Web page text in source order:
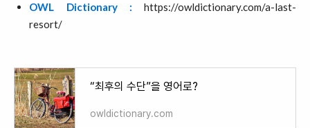
OWL Dictionary : https://owldictionary.com/a-last-
resort/
“최후의 수단”을 영어로?
owldictionary.com